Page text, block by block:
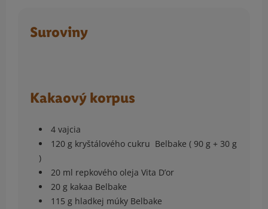
Suroviny
Kakaový korpus
4 vajcia
120 g kryštálového cukru Belbake ( 90 g + 30 g
)
20 ml repkového oleja Vita D’or
20 g kakaa Belbake
115 g hladkej múky Belbake